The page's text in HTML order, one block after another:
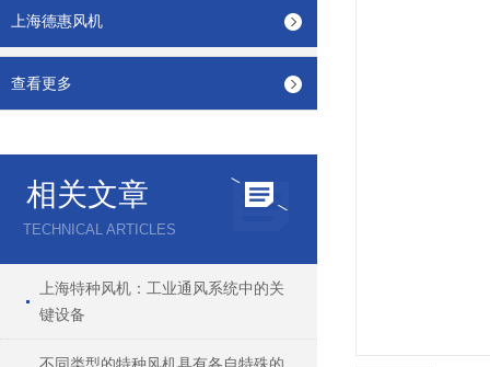
上海德惠风机
查看更多
相关文章
TECHNICAL ARTICLES
上海特种风机：工业通风系统中的关
键设备